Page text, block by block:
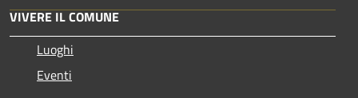
VIVERE IL COMUNE
Luoghi
Eventi